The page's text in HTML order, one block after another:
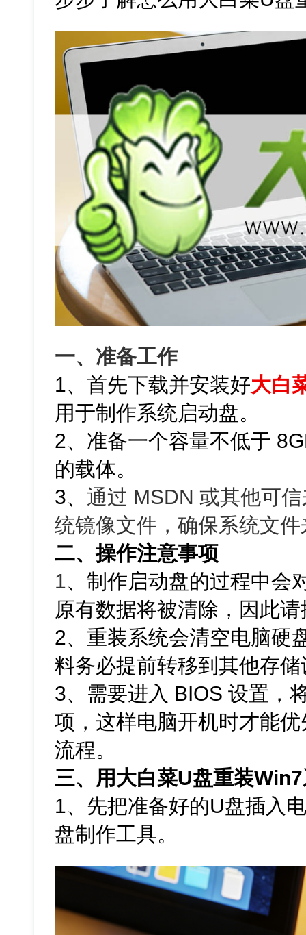
一、准备工作
1、首先下载并安装好大白
用于制作系统启动盘。
2、准备一个容量不低于
的载体。
3、 通过 MSDN 或其他可
统镜像文件，确保系统文
二、操作注意事项
1、制作启动盘的过程中会
原有数据将被清除，因此
2、重装系统会清空电脑硬
料务必提前转移到其他存
3、需要进入 BIOS 设置，
项，这样电脑开机时才能
流程。
三、用大白菜U盘重装
1、先把准备好的U盘插入
盘制作工具。